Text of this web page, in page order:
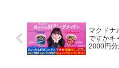
マクドナ
ですかキ
2000円